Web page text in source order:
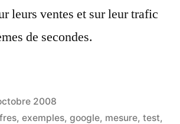
leurs ventes et sur leur trafic
de secondes.
2008
, exemples, google, mesure, test,